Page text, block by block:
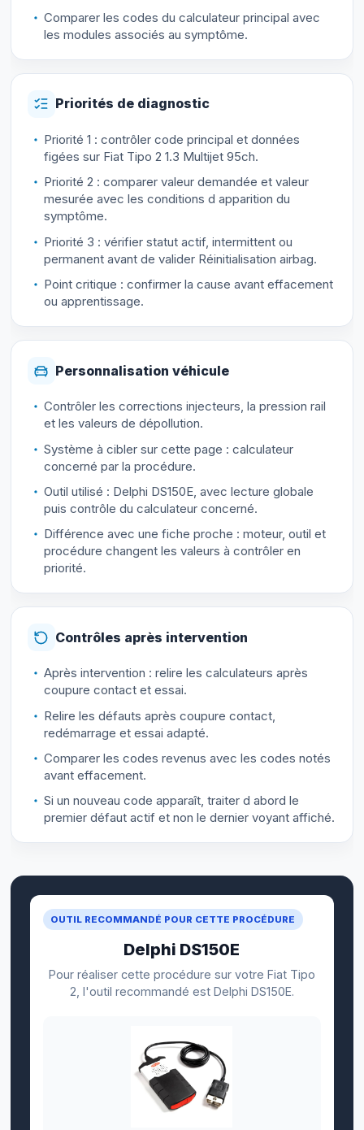
Comparer les codes du calculateur principal avec
les modules associés au symptôme.
Priorités de diagnostic
Priorité 1 : contrôler code principal et données
figées sur Fiat Tipo 2 1.3 Multijet 95ch.
Priorité 2 : comparer valeur demandée et valeur
mesurée avec les conditions d apparition du
symptôme.
Priorité 3 : vérifier statut actif, intermittent ou
permanent avant de valider Réinitialisation airbag.
Point critique : confirmer la cause avant effacement
ou apprentissage.
Personnalisation véhicule
Contrôler les corrections injecteurs, la pression rail
et les valeurs de dépollution.
Système à cibler sur cette page : calculateur
concerné par la procédure.
Outil utilisé : Delphi DS150E, avec lecture globale
puis contrôle du calculateur concerné.
Différence avec une fiche proche : moteur, outil et
procédure changent les valeurs à contrôler en
priorité.
Contrôles après intervention
Après intervention : relire les calculateurs après
coupure contact et essai.
Relire les défauts après coupure contact,
redémarrage et essai adapté.
Comparer les codes revenus avec les codes notés
avant effacement.
Si un nouveau code apparaît, traiter d abord le
premier défaut actif et non le dernier voyant affiché.
OUTIL RECOMMANDÉ POUR CETTE PROCÉDURE
Delphi DS150E
Pour réaliser cette procédure sur votre Fiat Tipo
2, l'outil recommandé est Delphi DS150E.